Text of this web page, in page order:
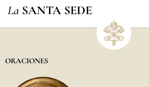
La SANTA SEDE
ORACIONES